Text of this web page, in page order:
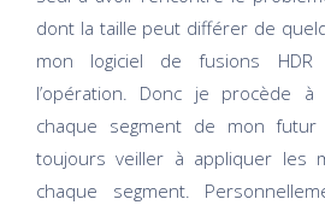
dont la taille peut différer de
mon logiciel de fusions
l’opération. Donc je procède
chaque segment de mon futur
toujours veiller à appliquer les
chaque segment.